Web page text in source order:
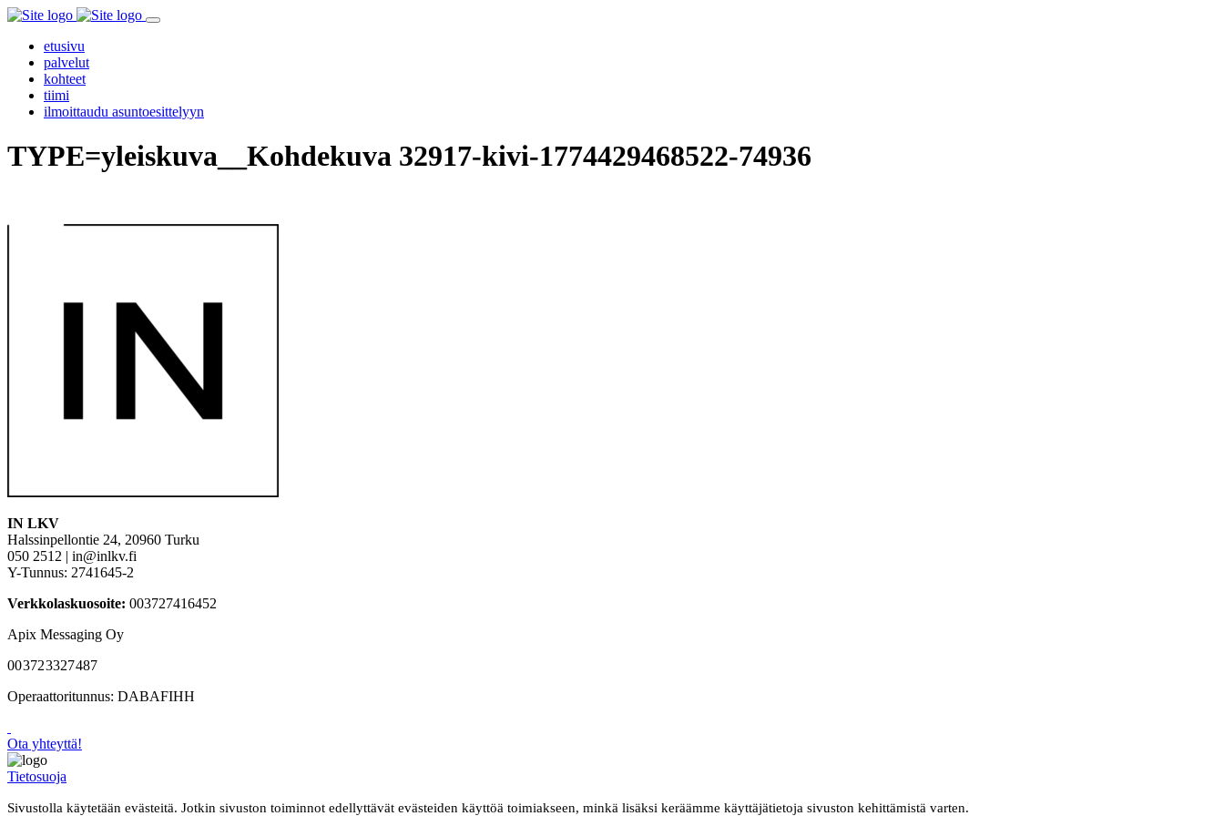
etusivu
palvelut
kohteet
tiimi
ilmoittaudu asuntoesittelyyn
TYPE=yleiskuva__Kohdekuva 32917-kivi-1774429468522-74936
IN LKV
Halssinpellontie 24, 20960 Turku
050 2512 | in@inlkv.fi
Y-Tunnus: 2741645-2
Verkkolaskuosoite: 003727416452
Apix Messaging Oy
003723327487
Operaattoritunnus: DABAFIHH
Ota yhteyttä!
Tietosuoja
Sivustolla käytetään evästeitä. Jotkin sivuston toiminnot edellyttävät evästeiden käyttöä toimiakseen, minkä lisäksi keräämme käyttäjätietoja sivuston kehittämistä varten.